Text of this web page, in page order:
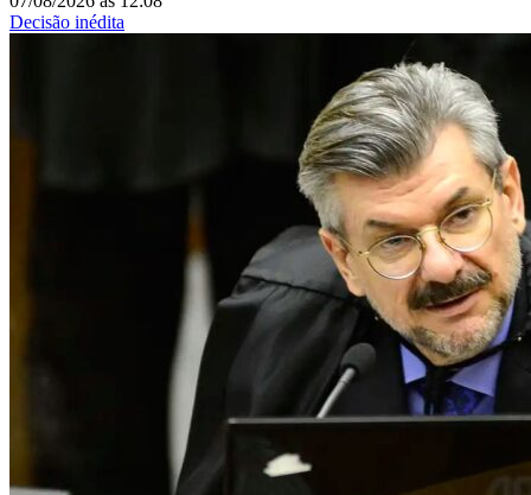
Decisão inédita